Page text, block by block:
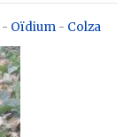
- Oïdium - Colza